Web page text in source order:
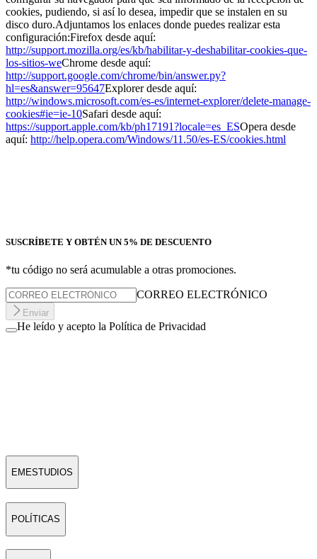
cookies, pudiendo, si así lo desea, impedir que se instalen en su
disco duro.Adjuntamos los enlaces donde puedes realizar esta
configuración:Firefox desde aquí:
http://support.mozilla.org/es/kb/habilitar-y-deshabilitar-cookies-que-
los-sitios-weChrome desde aquí:
http://support.google.com/chrome/bin/answer.py?
hl=es&answer=95647Explorer desde aquí:
http://windows.microsoft.com/es-es/internet-explorer/delete-manage-
cookies#ie=ie-10Safari desde aquí:
https://support.apple.com/kb/ph17191?locale=es_ESOpera desde
aquí: http://help.opera.com/Windows/11.50/es-ES/cookies.html
SUSCRÍBETE Y OBTÉN UN 5% DE DESCUENTO
*tu código no será acumulable a otras promociones.
CORREO ELECTRÓNICO
Enviar
He leído y acepto la Política de Privacidad
EMESTUDIOS
POLÍTICAS